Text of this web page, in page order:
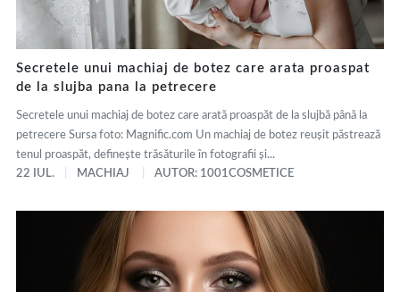
Secretele unui machiaj de botez care arata proaspat
de la slujba pana la petrecere
Secretele unui machiaj de botez care arată proaspăt de la slujbă până la
petrecere Sursa foto: Magnific.com Un machiaj de botez reușit păstrează
tenul proaspăt, definește trăsăturile în fotografii și...
22 IUL.
MACHIAJ AUTOR: 1001COSMETICE